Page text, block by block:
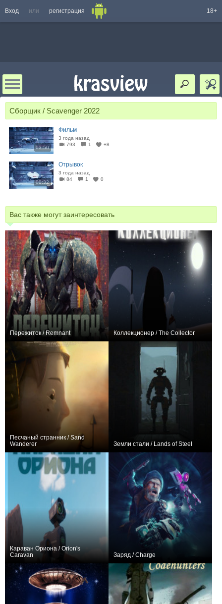
Вход или регистрация 18+
Сборщик / Scavenger 2022
03:50
Фильм
3 года назад
793
1 +8
00:32
Отрывок
3 года назад
84
1 0
Вас также могут заинтересовать
Пережиток / Remnant Коллекционер / The Collector
Песчаный странник / Sand
Wanderer
Земли стали / Lands of Steel
Караван Ориона / Orion's
Caravan
Заряд / Charge